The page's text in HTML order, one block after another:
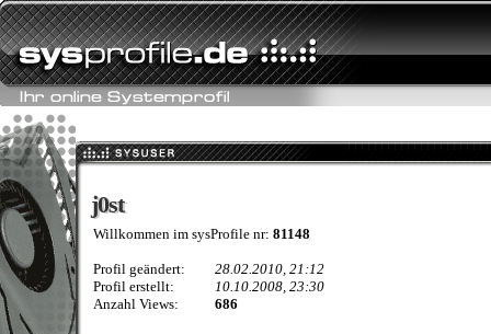
j0st
j0st
Willkommen im sysProfile nr: 81148
Profil geändert:
28.02.2010, 21:12
Profil erstellt:
10.10.2008, 23:30
Anzahl Views:
686